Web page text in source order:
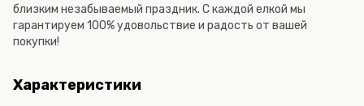
близким незабываемый праздник. С каждой елкой мы
гарантируем 100% удовольствие и радость от вашей
покупки!
Характеристики